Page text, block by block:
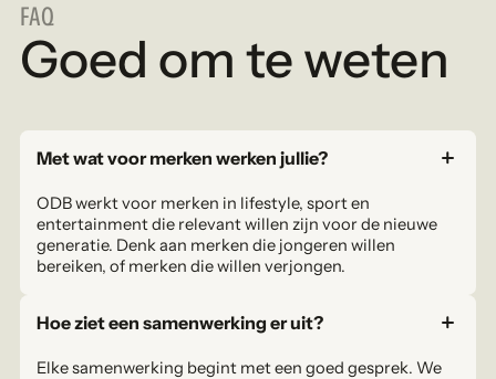
FAQ
Goed om te weten
Met wat voor merken werken jullie?
ODB werkt voor merken in lifestyle, sport en
entertainment die relevant willen zijn voor de nieuwe
generatie. Denk aan merken die jongeren willen
bereiken, of merken die willen verjongen.
Hoe ziet een samenwerking er uit?
Elke samenwerking begint met een goed gesprek. We